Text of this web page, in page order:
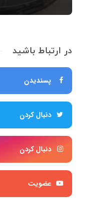
در ارتباط باشید
پسندیدن
دنبال کردن
دنبال کردن
عضویت